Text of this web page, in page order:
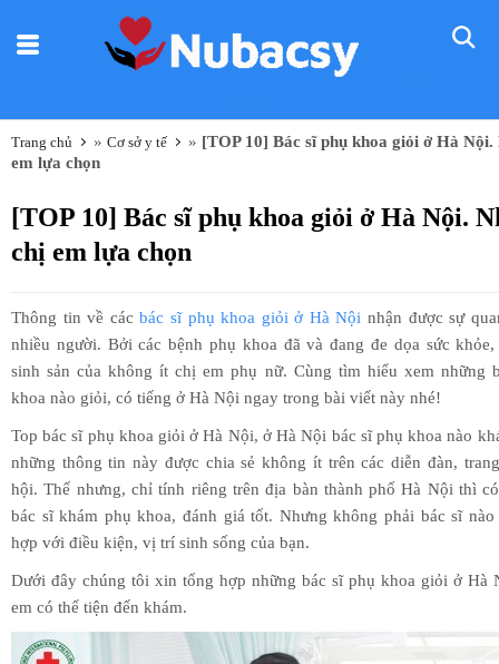
Trang chủ » Cơ sở y tế » [TOP 10] Bác sĩ phụ khoa giỏi ở Hà Nội.
em lựa chọn
[TOP 10] Bác sĩ phụ khoa giỏi ở Hà Nội.
chị em lựa chọn
Thông tin về cácbác sĩ phụ khoa giỏi ở Hà Nội nhận được sự
nhiều người. Bởi các bệnh phụ khoa đã và đang đe dọa sức
sinh sản của không ít chị em phụ nữ. Cùng tìm hiểu xem những
khoa nào giỏi, có tiếng ở Hà Nội ngay trong bài viết này nhé!
Top bác sĩ phụ khoa giỏi ở Hà Nội, ở Hà Nội bác sĩ phụ khoa nào
những thông tin này được chia sẻ không ít trên các diễn đàn,
hội. Thế nhưng, chỉ tính riêng trên địa bàn thành phố Hà Nội thì
bác sĩ khám phụ khoa, đánh giá tốt. Nhưng không phải bác sĩ
hợp với điều kiện, vị trí sinh sống của bạn.
Dưới đây chúng tôi xin tổng hợp những bác sĩ phụ khoa giỏi ở Hà
em có thể tiện đến khám.